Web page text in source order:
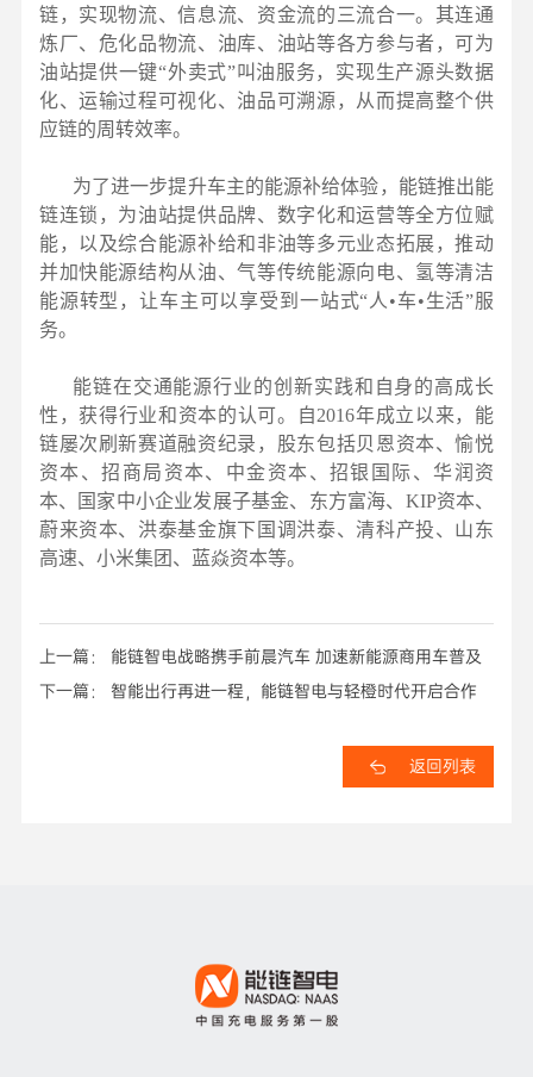
链，实现物流、信息流、资金流的三流合一。其连通
炼厂、危化品物流、油库、油站等各方参与者，可为
油站提供一键“外卖式”叫油服务，实现生产源头数据
化、运输过程可视化、油品可溯源，从而提高整个供
应链的周转效率。
为了进一步提升车主的能源补给体验，能链推出能
链连锁，为油站提供品牌、数字化和运营等全方位赋
能，以及综合能源补给和非油等多元业态拓展，推动
并加快能源结构从油、气等传统能源向电、氢等清洁
能源转型，让车主可以享受到一站式“人•车•生活”服
务。
能链在交通能源行业的创新实践和自身的高成长
性，获得行业和资本的认可。自2016年成立以来，能
链屡次刷新赛道融资纪录，股东包括贝恩资本、愉悦
资本、招商局资本、中金资本、招银国际、华润资
本、国家中小企业发展子基金、东方富海、KIP资本、
蔚来资本、洪泰基金旗下国调洪泰、清科产投、山东
高速、小米集团、蓝焱资本等。
上一篇： 能链智电战略携手前晨汽车 加速新能源商用车普及
下一篇： 智能出行再进一程，能链智电与轻橙时代开启合作
返回列表